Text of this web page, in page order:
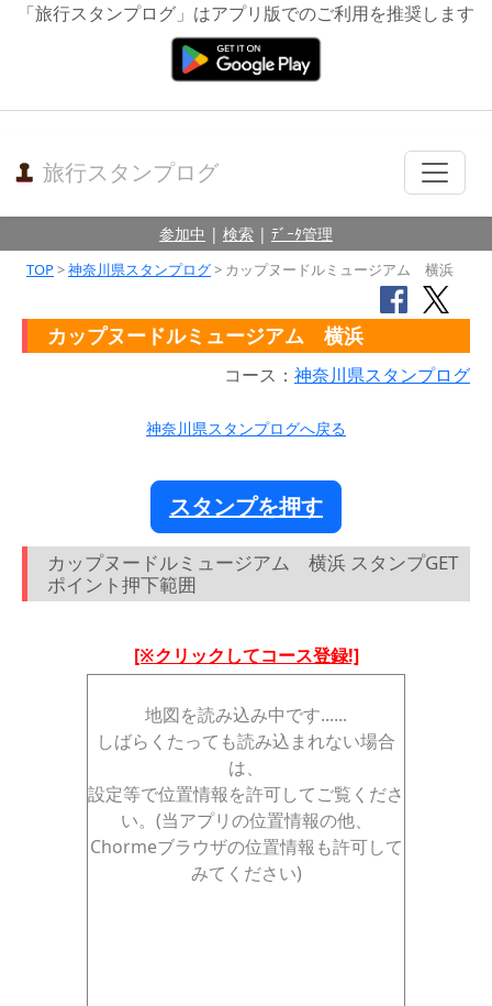
「旅行スタンプログ」はアプリ版でのご利用を推奨します
旅行スタンプログ
参加中 | 検索 | ﾃﾞｰﾀ管理
TOP>神奈川県スタンプログ> カップヌードルミュージアム 横浜
カップヌードルミュージアム 横浜
コース： 神奈川県スタンプログ
神奈川県スタンプログへ戻る
スタンプを押す
カップヌードルミュージアム 横浜 スタンプGET
ポイント押下範囲
[※クリックしてコース登録!]
地図を読み込み中です......
しばらくたっても読み込まれない場合
は、
設定等で位置情報を許可してご覧くださ
い。(当アプリの位置情報の他、
Chormeブラウザの位置情報も許可して
みてください)